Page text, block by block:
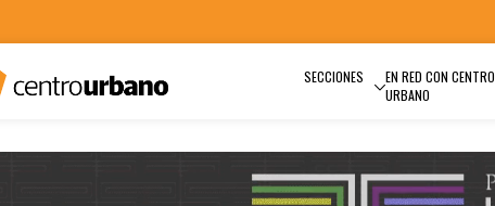
SECCIONES
EN RED CON CENTRO
URBANO